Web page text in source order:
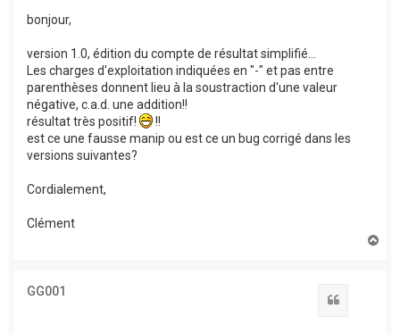
bonjour,
version 1.0, édition du compte de résultat simplifié...
Les charges d'exploitation indiquées en "-" et pas entre
parenthèses donnent lieu à la soustraction d'une valeur
négative, c.a.d. une addition!!
résultat très positif!
!!
est ce une fausse manip ou est ce un bug corrigé dans les
versions suivantes?
Cordialement,
Clément
GG001